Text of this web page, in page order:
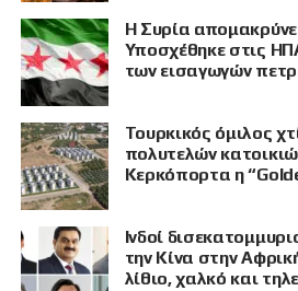
Η Συρία
Υποσχέθηκε στις
των εισαγωγών
Τουρκικός όμιλος
πολυτελών
Κερκόπορτα η
Ινδοί
την Κίνα στην
λίθιο, χαλκό και